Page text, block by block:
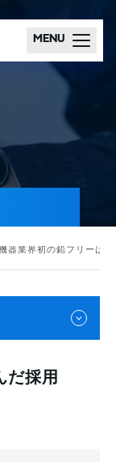
MENU
器業界初の鉛フリーは
だ採用